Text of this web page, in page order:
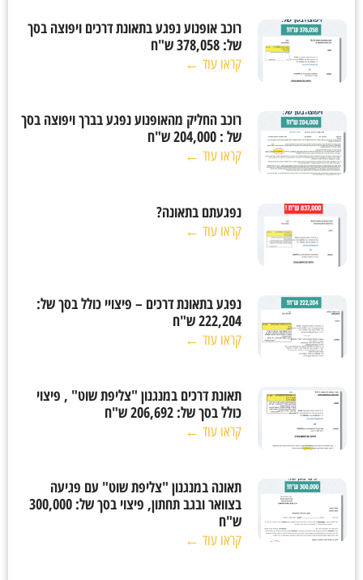
רוכב אופנוע נפגע בתאונת דרכים ויפוצה בסך
של: 378,058 ש"ח
קראו עוד ←
רוכב החליק מהאופנוע נפגע בברך ויפוצה בסך
של : 204,000 ש"ח
קראו עוד ←
נפגעתם בתאונה?
קראו עוד ←
נפגע בתאונת דרכים – פיצויי כולל בסך של:
222,204 ש"ח
קראו עוד ←
תאונת דרכים במנגנון "צליפת שוט" , פיצוי
כולל בסך של: 206,692 ש"ח
קראו עוד ←
תאונה במנגנון "צליפת שוט" עם פגיעה
בצוואר ובגב תחתון, פיצוי בסך של: 300,000
ש"ח
קראו עוד ←